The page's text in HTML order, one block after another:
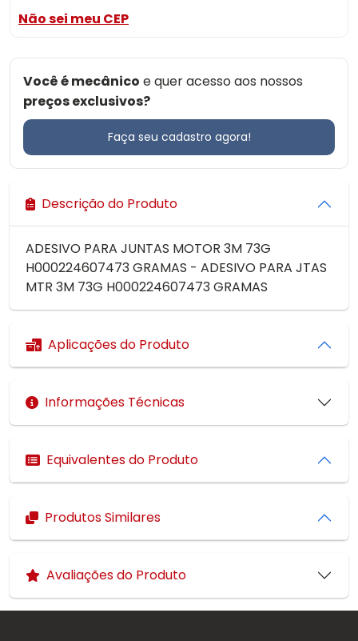
Não sei meu CEP
Você é mecânico e quer acesso aos nossos
preços exclusivos?
Faça seu cadastro agora!
Descrição do Produto
ADESIVO PARA JUNTAS MOTOR 3M 73G
H000224607473 GRAMAS - ADESIVO PARA JTAS
MTR 3M 73G H000224607473 GRAMAS
Aplicações do Produto
Informações Técnicas
Equivalentes do Produto
Produtos Similares
Avaliações do Produto